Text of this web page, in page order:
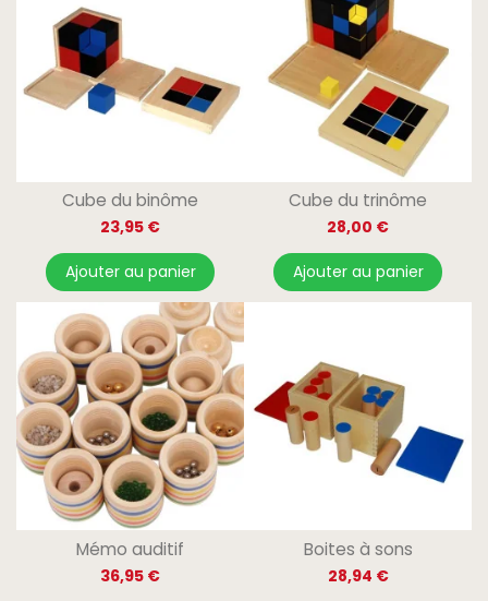
Cube du binôme
23,95 €
Ajouter au panier
Cube du trinôme
28,00 €
Ajouter au panier
Mémo auditif
36,95 €
Boites à sons
28,94 €